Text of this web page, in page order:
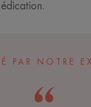
PAR NOTRE